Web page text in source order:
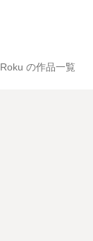
Roku の作品一覧